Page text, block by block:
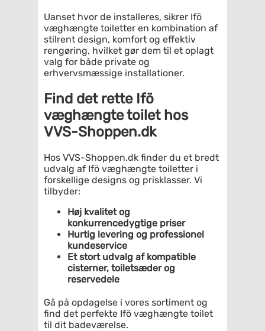
Uanset hvor de installeres, sikrer Ifö
væghængte toiletter en kombination af
stilrent design, komfort og effektiv
rengøring, hvilket gør dem til et oplagt
valg for både private og
erhvervsmæssige installationer.
Find det rette Ifö
væghængte toilet hos
VVS-Shoppen.dk
Hos VVS-Shoppen.dk finder du et bredt
udvalg af Ifö væghængte toiletter i
forskellige designs og prisklasser. Vi
tilbyder:
Høj kvalitet og
konkurrencedygtige priser
Hurtig levering og professionel
kundeservice
Et stort udvalg af kompatible
cisterner, toiletsæder og
reservedele
Gå på opdagelse i vores sortiment og
find det perfekte Ifö væghængte toilet
til dit badeværelse.